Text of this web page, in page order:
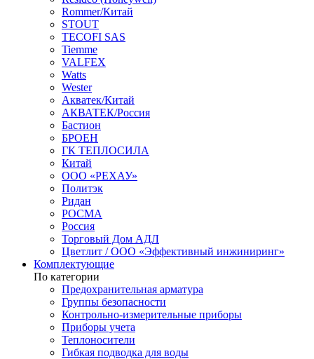
Rommer/Китай
STOUT
TECOFI SAS
Tiemme
VALFEX
Watts
Wester
Акватек/Китай
АКВАТЕК/Россия
Бастион
БРОЕН
ГК ТЕПЛОСИЛА
Китай
ООО «РЕХАУ»
Политэк
Ридан
РОСМА
Россия
Торговый Дом АДЛ
Цветлит / ООО «Эффективный инжиниринг»
Комплектующие
По категории
Предохранительная арматура
Группы безопасности
Контрольно-измерительные приборы
Приборы учета
Теплоносители
Гибкая подводка для воды